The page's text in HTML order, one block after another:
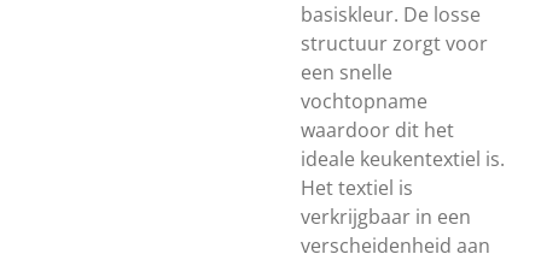
basiskleur. De losse
structuur zorgt voor
een snelle
vochtopname
waardoor dit het
ideale keukentextiel is.
Het textiel is
verkrijgbaar in een
verscheidenheid aan